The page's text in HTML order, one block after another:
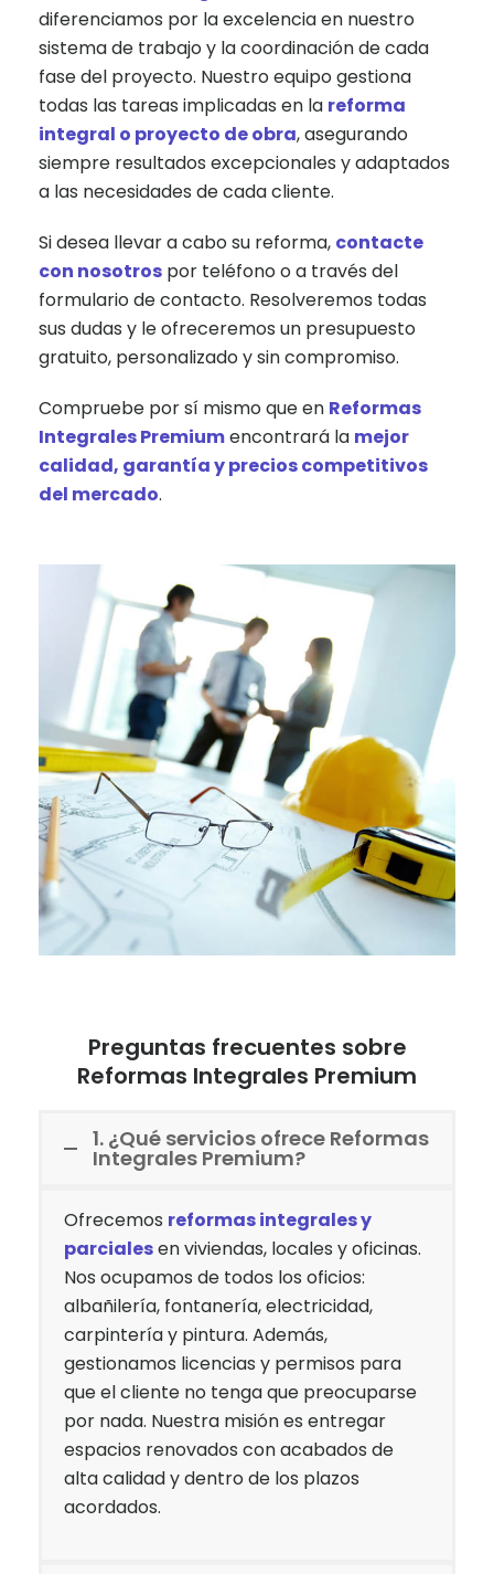
diferenciamos por la excelencia en nuestro
sistema de trabajo y la coordinación de cada
fase del proyecto. Nuestro equipo gestiona
todas las tareas implicadas en la reforma
integral o proyecto de obra, asegurando
siempre resultados excepcionales y adaptados
a las necesidades de cada cliente.
Si desea llevar a cabo su reforma, contacte
con nosotros por teléfono o a través del
formulario de contacto. Resolveremos todas
sus dudas y le ofreceremos un presupuesto
gratuito, personalizado y sin compromiso.
Compruebe por sí mismo que en Reformas
Integrales Premiumencontrará la mejor
calidad, garantía y precios competitivos
del mercado.
Preguntas frecuentes sobre
Reformas Integrales Premium
1. ¿Qué servicios ofrece Reformas
Integrales Premium?
Ofrecemos reformas integrales y
parcialesen viviendas, locales y oficinas.
Nos ocupamos de todos los oficios:
albañilería, fontanería, electricidad,
carpintería y pintura. Además,
gestionamos licencias y permisos para
que el cliente no tenga que preocuparse
por nada. Nuestra misión es entregar
espacios renovados con acabados de
alta calidad y dentro de los plazos
acordados.